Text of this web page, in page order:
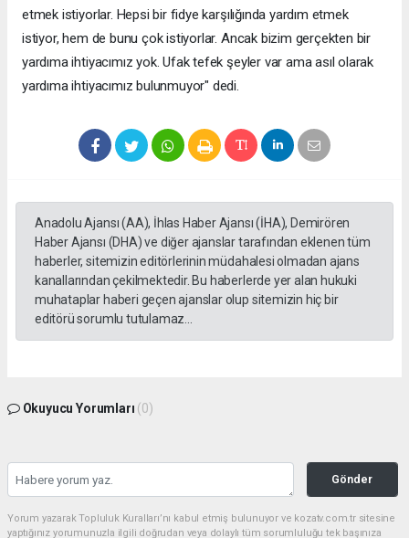
etmek istiyorlar. Hepsi bir fidye karşılığında yardım etmek
istiyor, hem de bunu çok istiyorlar. Ancak bizim gerçekten bir
yardıma ihtiyacımız yok. Ufak tefek şeyler var ama asıl olarak
yardıma ihtiyacımız bulunmuyor" dedi.
Anadolu Ajansı (AA), İhlas Haber Ajansı (İHA), Demirören
Haber Ajansı (DHA) ve diğer ajanslar tarafından eklenen tüm
haberler, sitemizin editörlerinin müdahalesi olmadan ajans
kanallarından çekilmektedir. Bu haberlerde yer alan hukuki
muhataplar haberi geçen ajanslar olup sitemizin hiç bir
editörü sorumlu tutulamaz...
Okuyucu Yorumları (0)
Gönder
Yorum yazarak Topluluk Kuralları’nı kabul etmiş bulunuyor ve kozatv.com.tr sitesine
yaptığınız yorumunuzla ilgili doğrudan veya dolaylı tüm sorumluluğu tek başınıza